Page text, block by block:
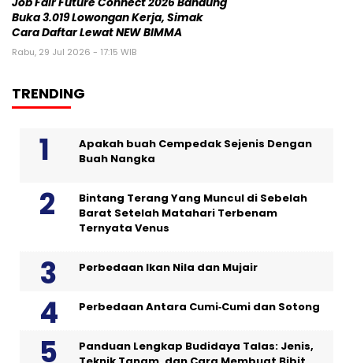
Buka 3.019 Lowongan Kerja, Simak
Cara Daftar Lewat NEW BIMMA
Rabu, 29 Jul 2026 - 17:15 WIB
TRENDING
Apakah buah Cempedak Sejenis Dengan
Buah Nangka
Bintang Terang Yang Muncul di Sebelah
Barat Setelah Matahari Terbenam
Ternyata Venus
Perbedaan Ikan Nila dan Mujair
Perbedaan Antara Cumi‑Cumi dan Sotong
Panduan Lengkap Budidaya Talas: Jenis,